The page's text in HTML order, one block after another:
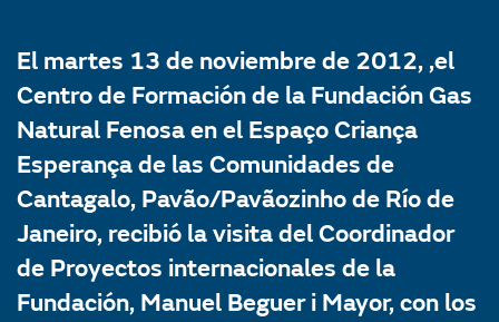
El martes 13 de noviembre de 2012, ,el
Centro de Formación de la Fundación Gas
Natural Fenosa en el Espaço Criança
Esperança de las Comunidades de
Cantagalo, Pavão/Pavãozinho de Río de
Janeiro, recibió la visita del Coordinador
de Proyectos internacionales de la
Fundación, Manuel Beguer i Mayor, con los